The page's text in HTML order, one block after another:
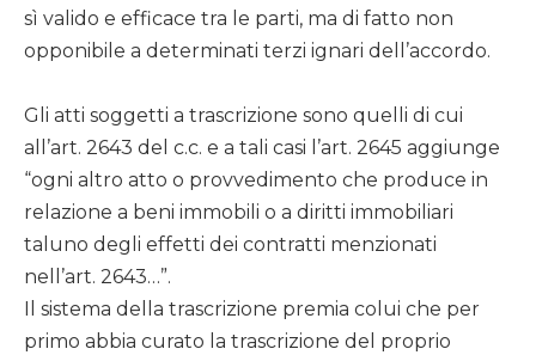
sì valido e efficace tra le parti, ma di fatto non
opponibile a determinati terzi ignari dell’accordo.
Gli atti soggetti a trascrizione sono quelli di cui
all’art. 2643 del c.c. e a tali casi l’art. 2645 aggiunge
“ogni altro atto o provvedimento che produce in
relazione a beni immobili o a diritti immobiliari
taluno degli effetti dei contratti menzionati
nell’art. 2643…”.
Il sistema della trascrizione premia colui che per
primo abbia curato la trascrizione del proprio